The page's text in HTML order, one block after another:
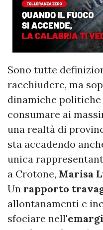
Sono tutte
racchiudere, ma
dinamiche politiche
consumare ai
una realtà di
sta accadendo
unica
a Crotone, Marisa
Un rapporto
allontanamenti e
sfociare nell'